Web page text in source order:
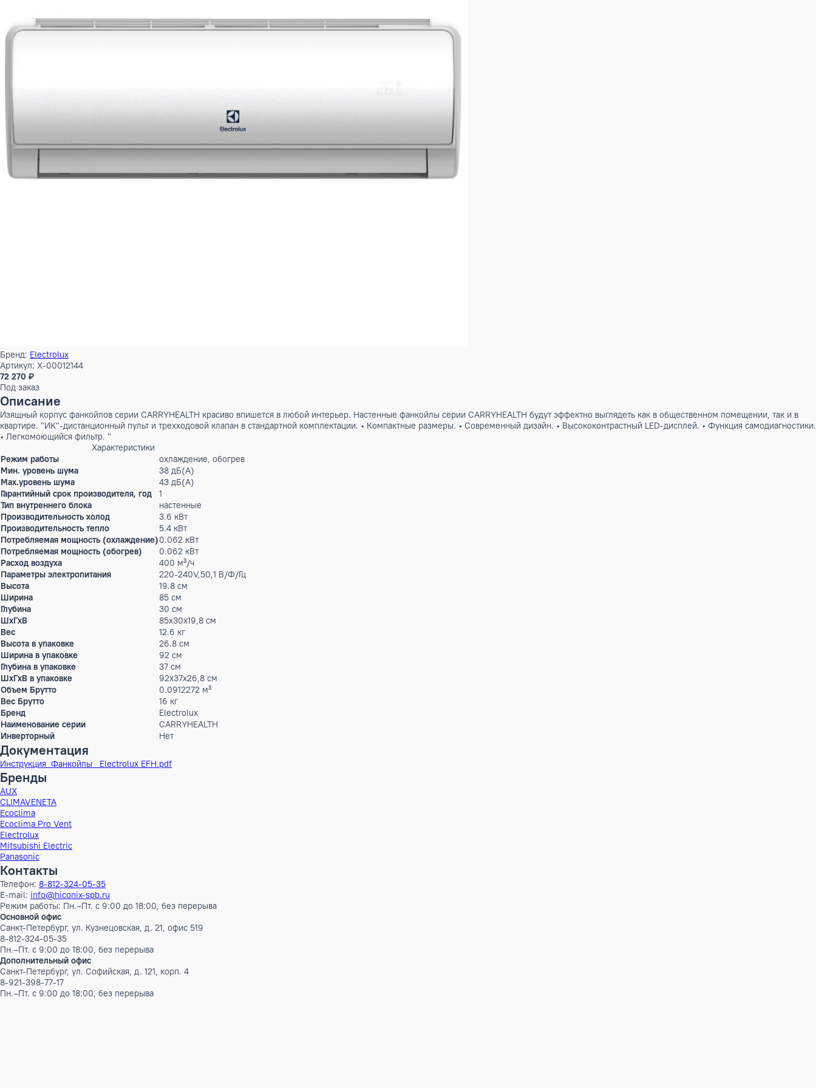
Бренд:Electrolux
Артикул: X-00012144
72 270 ₽
Под заказ
Описание
Изящный корпус фанкойлов серии CARRYHEALTH красиво впишется в любой интерьер. Настенные фанкойлы серии CARRYHEALTH будут эффектно выглядеть как в общественном
квартире. "ИК"-дистанционный пульт и трехходовой клапан в стандартной комплектации. • Компактные размеры. • Современный дизайн. • Высококонтрастный LED-дисплей. •
• Легкомоющийся фильтр. "
Характеристики
Режим работы
охлаждение, обогрев
Мин. уровень шума
38 дБ(А)
Max.уровень шума
43 дБ(А)
Гарантийный срок производителя, год
1
Тип внутреннего блока
настенные
Производительность холод
3.6 кВт
Производительность тепло
5.4 кВт
Потребляемая мощность (охлаждение)0.062 кВт
Потребляемая мощность (обогрев)
0.062 кВт
Расход воздуха
400 м³/ч
Параметры электропитания
220-240V,50,1 В/Ф/Гц
Высота
19.8 см
Ширина
85 см
Глубина
ШxГxВ
Вес
Высота в упаковке
Ширина в упаковке
Глубина в упаковке
ШxГxВ в упаковке
Объем Брутто
Вес Брутто
Бренд
Наименование серии
Инверторный
Документация
Инструкция_Фанкойлы_ Electrolux EFH.pdf
Бренды
AUX
CLIMAVENETA
Ecoclima
Ecoclima Pro Vent
Electrolux
Mitsubishi Electric